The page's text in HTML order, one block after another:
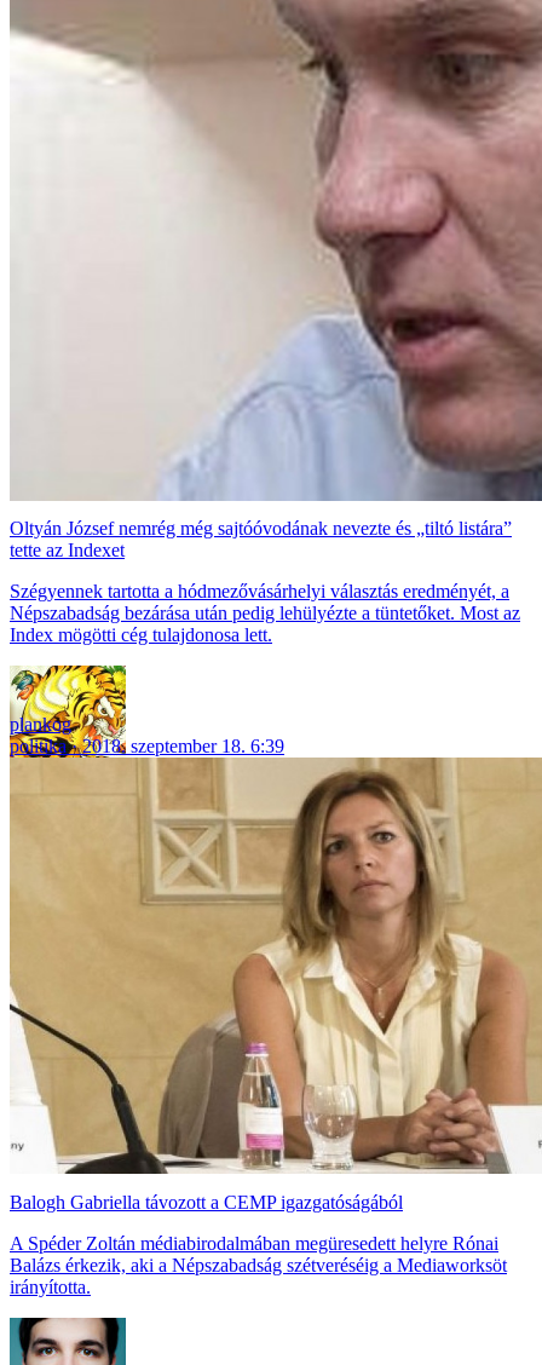
Oltyán József nemrég még sajtóóvodának nevezte és „tiltó listára”
tette az Indexet
Szégyennek tartotta a hódmezővásárhelyi választás eredményét, a
Népszabadság bezárása után pedig lehülyézte a tüntetőket. Most az
Index mögötti cég tulajdonosa lett.
plankog
politika
2018. szeptember 18. 6:39
Balogh Gabriella távozott a CEMP igazgatóságából
A Spéder Zoltán médiabirodalmában megüresedett helyre Rónai
Balázs érkezik, aki a Népszabadság szétveréséig a Mediaworksöt
irányította.